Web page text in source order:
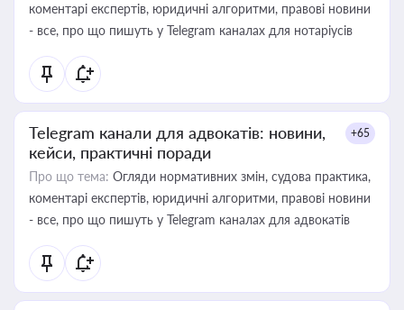
коментарі експертів, юридичні алгоритми, правові новини
- все, про що пишуть у Telegram каналах для нотаріусів
Telegram канали для адвокатів: новини,
кейси, практичні поради
+65
Про що тема: Огляди нормативних змін, судова практика,
коментарі експертів, юридичні алгоритми, правові новини
- все, про що пишуть у Telegram каналах для адвокатів